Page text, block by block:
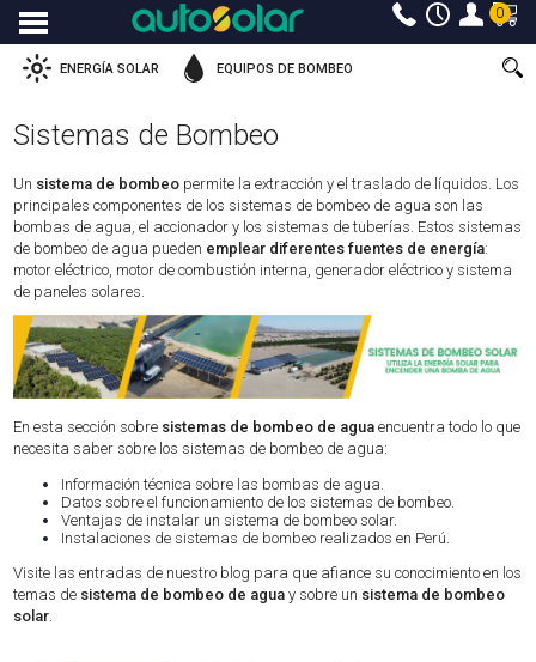
Menu 0
ENERGÍA SOLAR EQUIPOS DE BOMBEO
Sistemas de Bombeo
Un sistema de bombeo permite la extracción y el traslado de líquidos. Los
principales componentes de los sistemas de bombeo de agua son las
bombas de agua, el accionador y los sistemas de tuberías. Estos sistemas
de bombeo de agua pueden emplear diferentes fuentes de energía:
motor eléctrico, motor de combustión interna, generador eléctrico y sistema
de paneles solares.
En esta sección sobre sistemas de bombeo de agua encuentra todo lo que
necesita saber sobre los sistemas de bombeo de agua:
Información técnica sobre las bombas de agua.
Datos sobre el funcionamiento de los sistemas de bombeo.
Ventajas de instalar un sistema de bombeo solar.
Instalaciones de sistemas de bombeo realizados en Perú.
Visite las entradas de nuestro blog para que afiance su conocimiento en los
temas de sistema de bombeo de agua y sobre un sistema de bombeo
solar.